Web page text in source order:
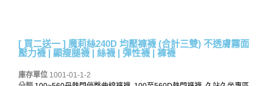
[ 買二送一 ] 魔莉絲240D 均壓褲襪 (合計三雙) 不透膚霧面
壓力襪 | 顯瘦腿襪 | 絲襪 | 彈性襪 | 褲襪
庫存單位 1001-01-1-2